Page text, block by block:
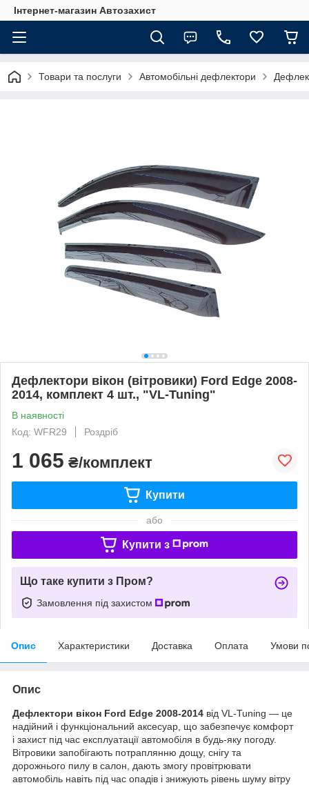
Інтернет-магазин Автозахист
Товари та послуги Автомобільні дефлектори
Дефлектори вікон (вітровики) Ford Edge 2008-
2014, комплект 4 шт., "VL-Tuning"
В наявності
Код: WFR29
Роздріб
1 065 ₴/комплект
Купити
або
Купити з
Що таке купити з Пром?
Замовлення під захистом
Опис Характеристики Доставка Оплата Умови
Опис
Дефлектори вікон Ford Edge 2008-2014 від VL-Tuning — це
надійний і функціональний аксесуар, що забезпечує комфорт
і захист під час експлуатації автомобіля в будь-яку погоду.
Вітровики запобігають потраплянню дощу, снігу та
дорожнього пилу в салон, дають змогу провітрювати
автомобіль навіть під час опадів і знижують рівень шуму вітру